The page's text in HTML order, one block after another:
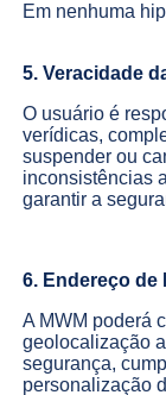
Em nenhuma
5. Veracidade
O usuário é
verídicas,
suspender ou
inconsistências
garantir a
6. Endereço de
A MWM poderá
geolocalização
segurança,
personalização